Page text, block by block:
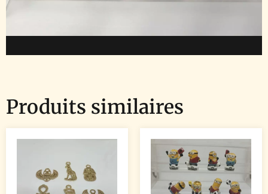
Produits similaires